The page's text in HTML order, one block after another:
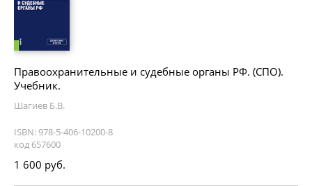
Правоохранительные и судебные органы РФ. (СПО).
Учебник.
Шагиев Б.В.
ISBN: 978-5-406-10200-8
код 657600
1 600 руб.